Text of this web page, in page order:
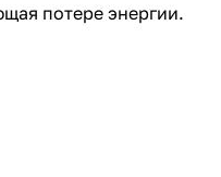
потере энергии.